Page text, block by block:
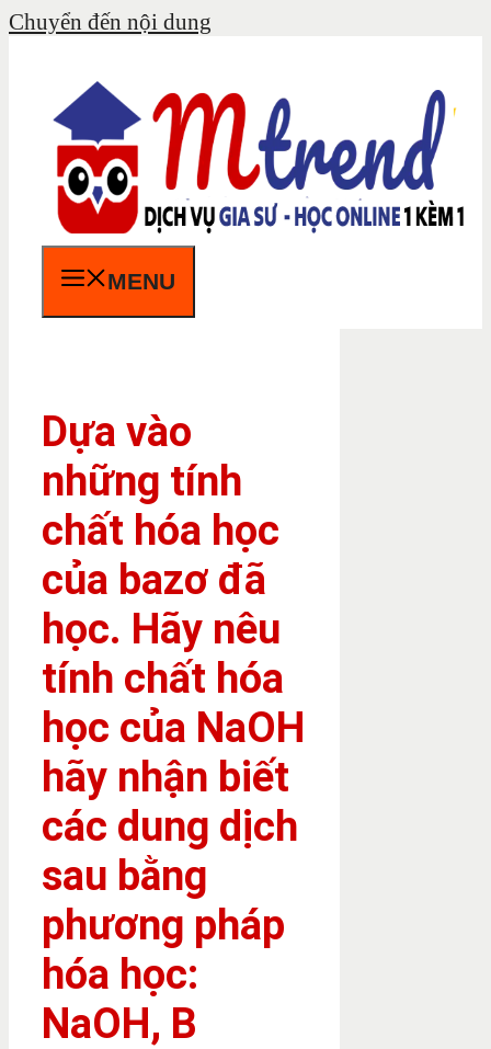
Chuyển đến nội dung
MENU
Dựa vào
những tính
chất hóa học
của bazơ đã
học. Hãy nêu
tính chất hóa
học của NaOH
hãy nhận biết
các dung dịch
sau bằng
phương pháp
hóa học:
NaOH, B